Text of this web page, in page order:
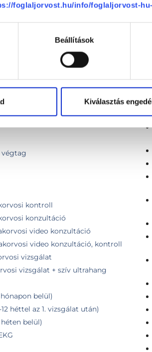
foglaljorvost.hu/info/foglaljorvost-
Beállítások
Kiválasztás
(ABPM)
kontroll
konzultáció
video konzultáció
video konzultáció, kontroll
vizsgálat
vizsgálat + szív ultrahang
belül)
héttel az 1. vizsgálat után)
belül)